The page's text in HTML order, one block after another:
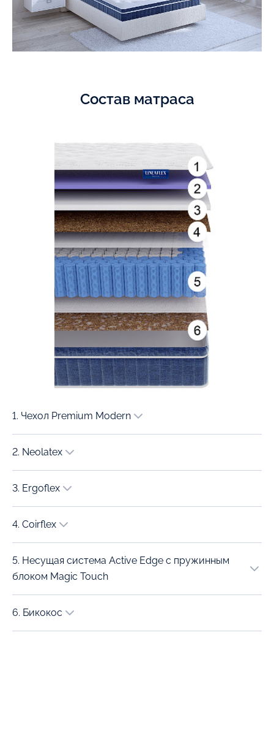
Состав матраса
1. Чехол Premium Modern
2. Neolatex
3. Ergoflex
4. Coirflex
5. Несущая система Active Edge с пружинным
блоком Magic Touch
6. Бикокос